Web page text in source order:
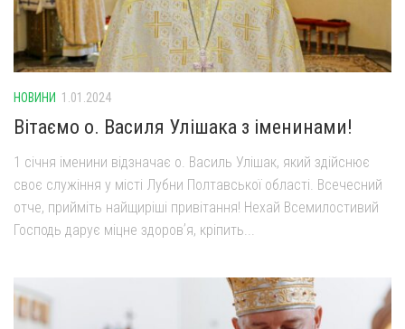
НОВИНИ 1.01.2024
Вітаємо о. Василя Улішака з іменинами!
1 січня іменини відзначає о. Василь Улішак, який здійснює
своє служіння у місті Лубни Полтавської області. Всечесний
отче, прийміть найщиріші привітання! Нехай Всемилостивий
Господь дарує міцне здоровʼя, кріпить...